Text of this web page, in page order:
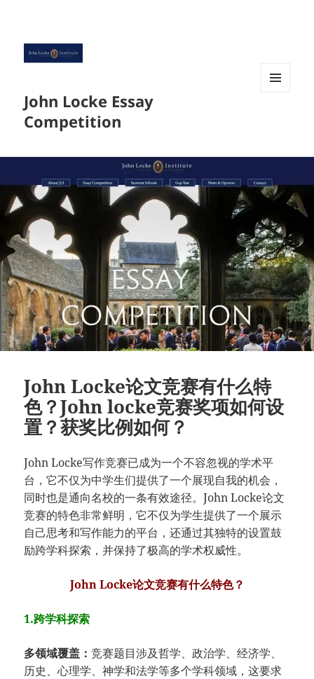
John Locke Essay
Competition
John Locke论文竞赛有什么特
色？John locke竞赛奖项如何设
置？获奖比例如何？
John Locke写作竞赛已成为一个不容忽视的学术平
台，它不仅为中学生们提供了一个展现自我的机会，
同时也是通向名校的一条有效途径。John Locke论文
竞赛的特色非常鲜明，它不仅为学生提供了一个展示
自己思考和写作能力的平台，还通过其独特的设置鼓
励跨学科探索，并保持了极高的学术权威性。
John Locke论文竞赛有什么特色？
1.跨学科探索
多领域覆盖：竞赛题目涉及哲学、政治学、经济学、
历史、心理学、神学和法学等多个学科领域，这要求